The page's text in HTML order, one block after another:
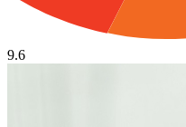
9.6